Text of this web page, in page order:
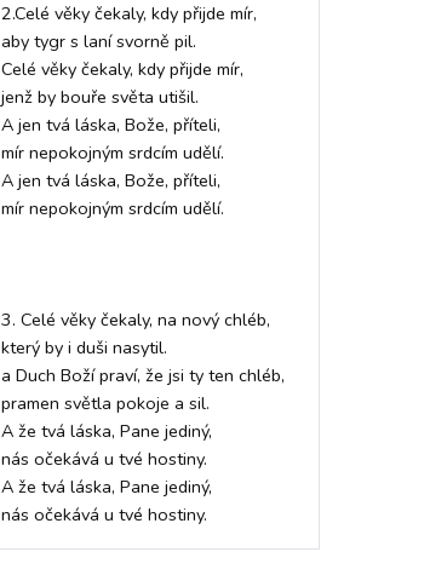
2.Celé věky čekaly, kdy přijde mír,
aby tygr s laní svorně pil.
Celé věky čekaly, kdy přijde mír,
jenž by bouře světa utišil.
A jen tvá láska, Bože, příteli,
mír nepokojným srdcím udělí.
A jen tvá láska, Bože, příteli,
mír nepokojným srdcím udělí.
3. Celé věky čekaly, na nový chléb,
který by i duši nasytil.
a Duch Boží praví, že jsi ty ten chléb,
pramen světla pokoje a sil.
A že tvá láska, Pane jediný,
nás očekává u tvé hostiny.
A že tvá láska, Pane jediný,
nás očekává u tvé hostiny.